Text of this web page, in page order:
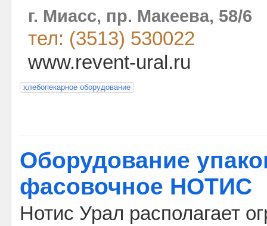
г. Миасс, пр. Макеева, 58/6
тел: (3513) 530022
www.revent-ural.ru
хлебопекарное оборудование
Оборудование
фасовочное НОТИС
Нотис Урал располагает